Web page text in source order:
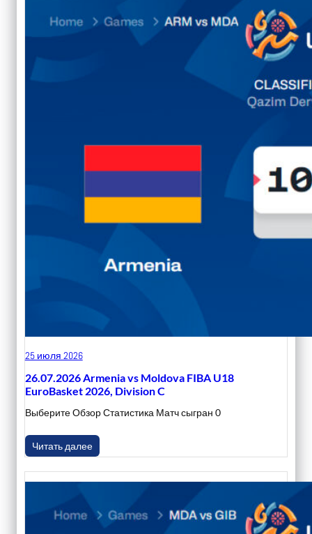
25 июля 2026
26.07.2026 Armenia vs Moldova FIBA U18
EuroBasket 2026, Division C
Выберите Обзор Статистика Матч сыгран 0
Читать далее